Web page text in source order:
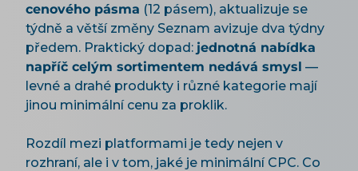
cenového pásma (12 pásem), aktualizuje se
týdně a větší změny Seznam avizuje dva týdny
předem. Praktický dopad: jednotná nabídka
napříč celým sortimentem nedává smysl —
levné a drahé produkty i různé kategorie mají
jinou minimální cenu za proklik.
Rozdíl mezi platformami je tedy nejen v
rozhraní, ale i v tom, jaké je minimální CPC. Co